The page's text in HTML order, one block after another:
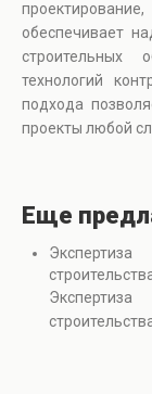
обеспечивает
строительных
технологий
подхода
проекты любой
Еще